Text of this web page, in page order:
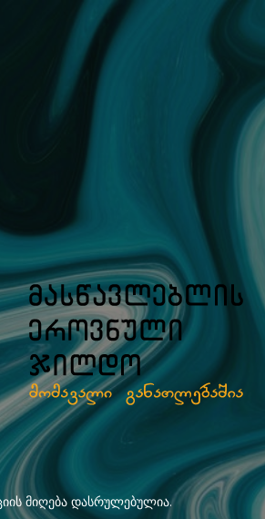
მიღება დასრულებულია.